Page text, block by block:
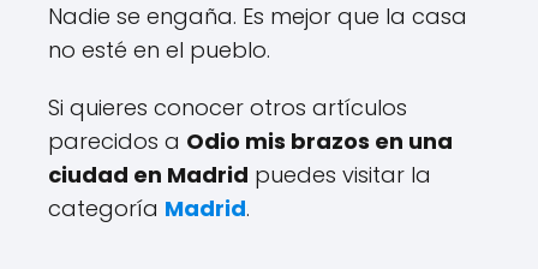
Nadie se engaña. Es mejor que la casa
no esté en el pueblo.
Si quieres conocer otros artículos
parecidos a Odio mis brazos en una
ciudad en Madrid puedes visitar la
categoría Madrid.